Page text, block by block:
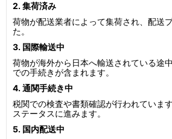
2. 集荷済み
荷物が配送業者によって集荷され、配送
た。
3. 国際輸送中
荷物が海外から日本へ輸送されている途
での手続きが含まれます。
4. 通関手続き中
税関での検査や書類確認が行われていま
ステータスに進みます。
5. 国内配送中